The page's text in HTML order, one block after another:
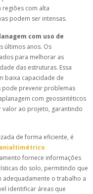
regiões com alta
podem ser intensas.
com uso de
últimos anos. Os
para melhorar as
das estruturas. Essa
baixa capacidade de
pode prevenir problemas
com geossintéticos
valor ao projeto, garantindo
de forma eficiente, é
fornece informações
do solo, permitindo que
o trabalho a
identificar áreas que